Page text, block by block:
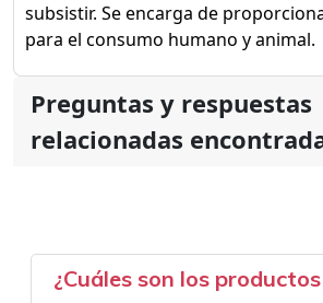
subsistir. Se encarga de
para el consumo humano y animal.
Preguntas y respuestas
relacionadas
¿Cuáles son los